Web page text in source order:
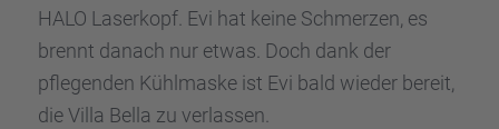
HALO Laser­kopf. Evi hat keine Schmer­zen, es
brennt danach nur etwas. Doch dank der
pflegen­den Kühlmaske ist Evi bald wieder bereit,
die Villa Bella zu verlas­sen.